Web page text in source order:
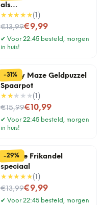
als…
★★★★★( 1 )
€13,99
Nu voor€9,99
✔ Voor 22:45 besteld, morgen
in huis!
-31%
Money Maze Geldpuzzel
Spaarpot
★★ ★★★( 1 )
€15,99
Nu voor€10,99
✔ Voor 22:45 besteld, morgen
in huis!
-29%
Tegeltje Frikandel
speciaal
★★★★★( 1 )
€13,99
Nu voor€9,99
✔ Voor 22:45 besteld, morgen